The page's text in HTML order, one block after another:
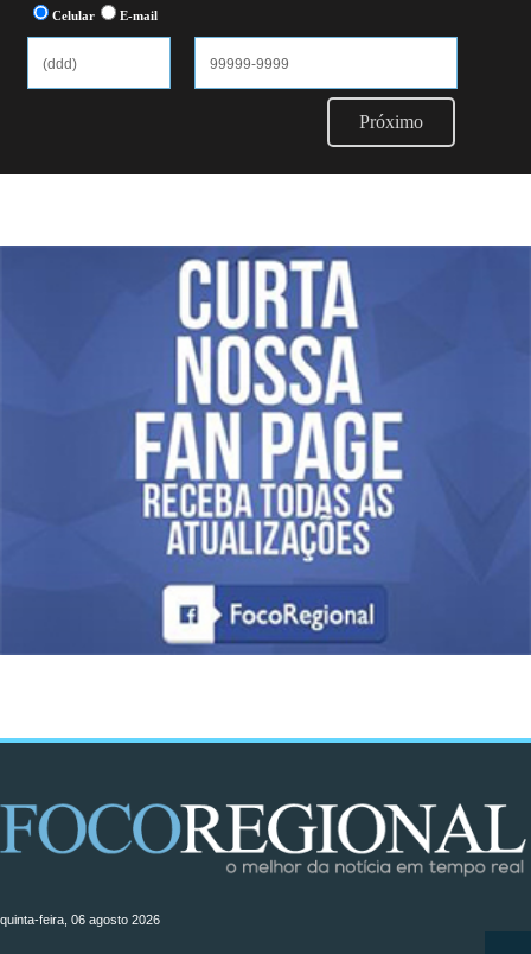
Celular E-mail
Próximo
quinta-feira, 06 agosto 2026